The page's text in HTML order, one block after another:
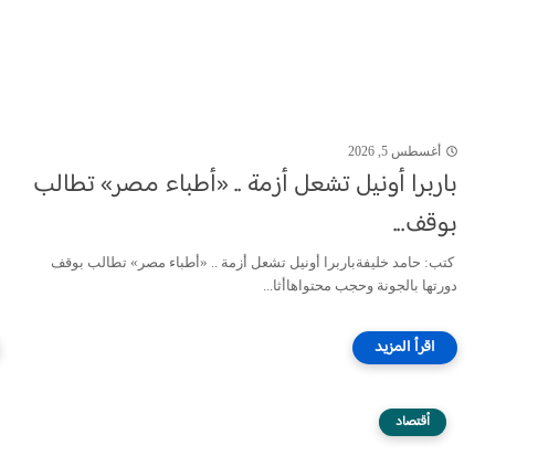
أغسطس 5, 2026
باربرا أونيل تشعل أزمة .. «أطباء مصر» تطالب
بوقف...
كتب: حامد خليفةباربرا أونيل تشعل أزمة .. «أطباء مصر» تطالب بوقف
دورتها بالجونة وحجب محتواهاأثا...
أقتصاد